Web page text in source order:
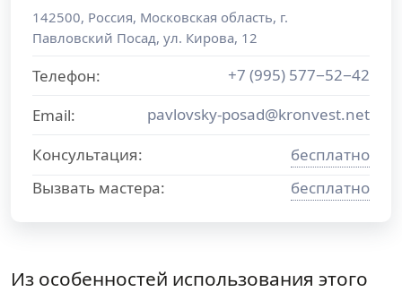
142500, Россия, Московская область, г.
Павловский Посад, ул. Кирова, 12
Телефон:
+7 (995) 577−52−42
Email:
pavlovsky-posad@kronvest.net
Консультация:
бесплатно
Вызвать мастера:
бесплатно
Из особенностей использования этого